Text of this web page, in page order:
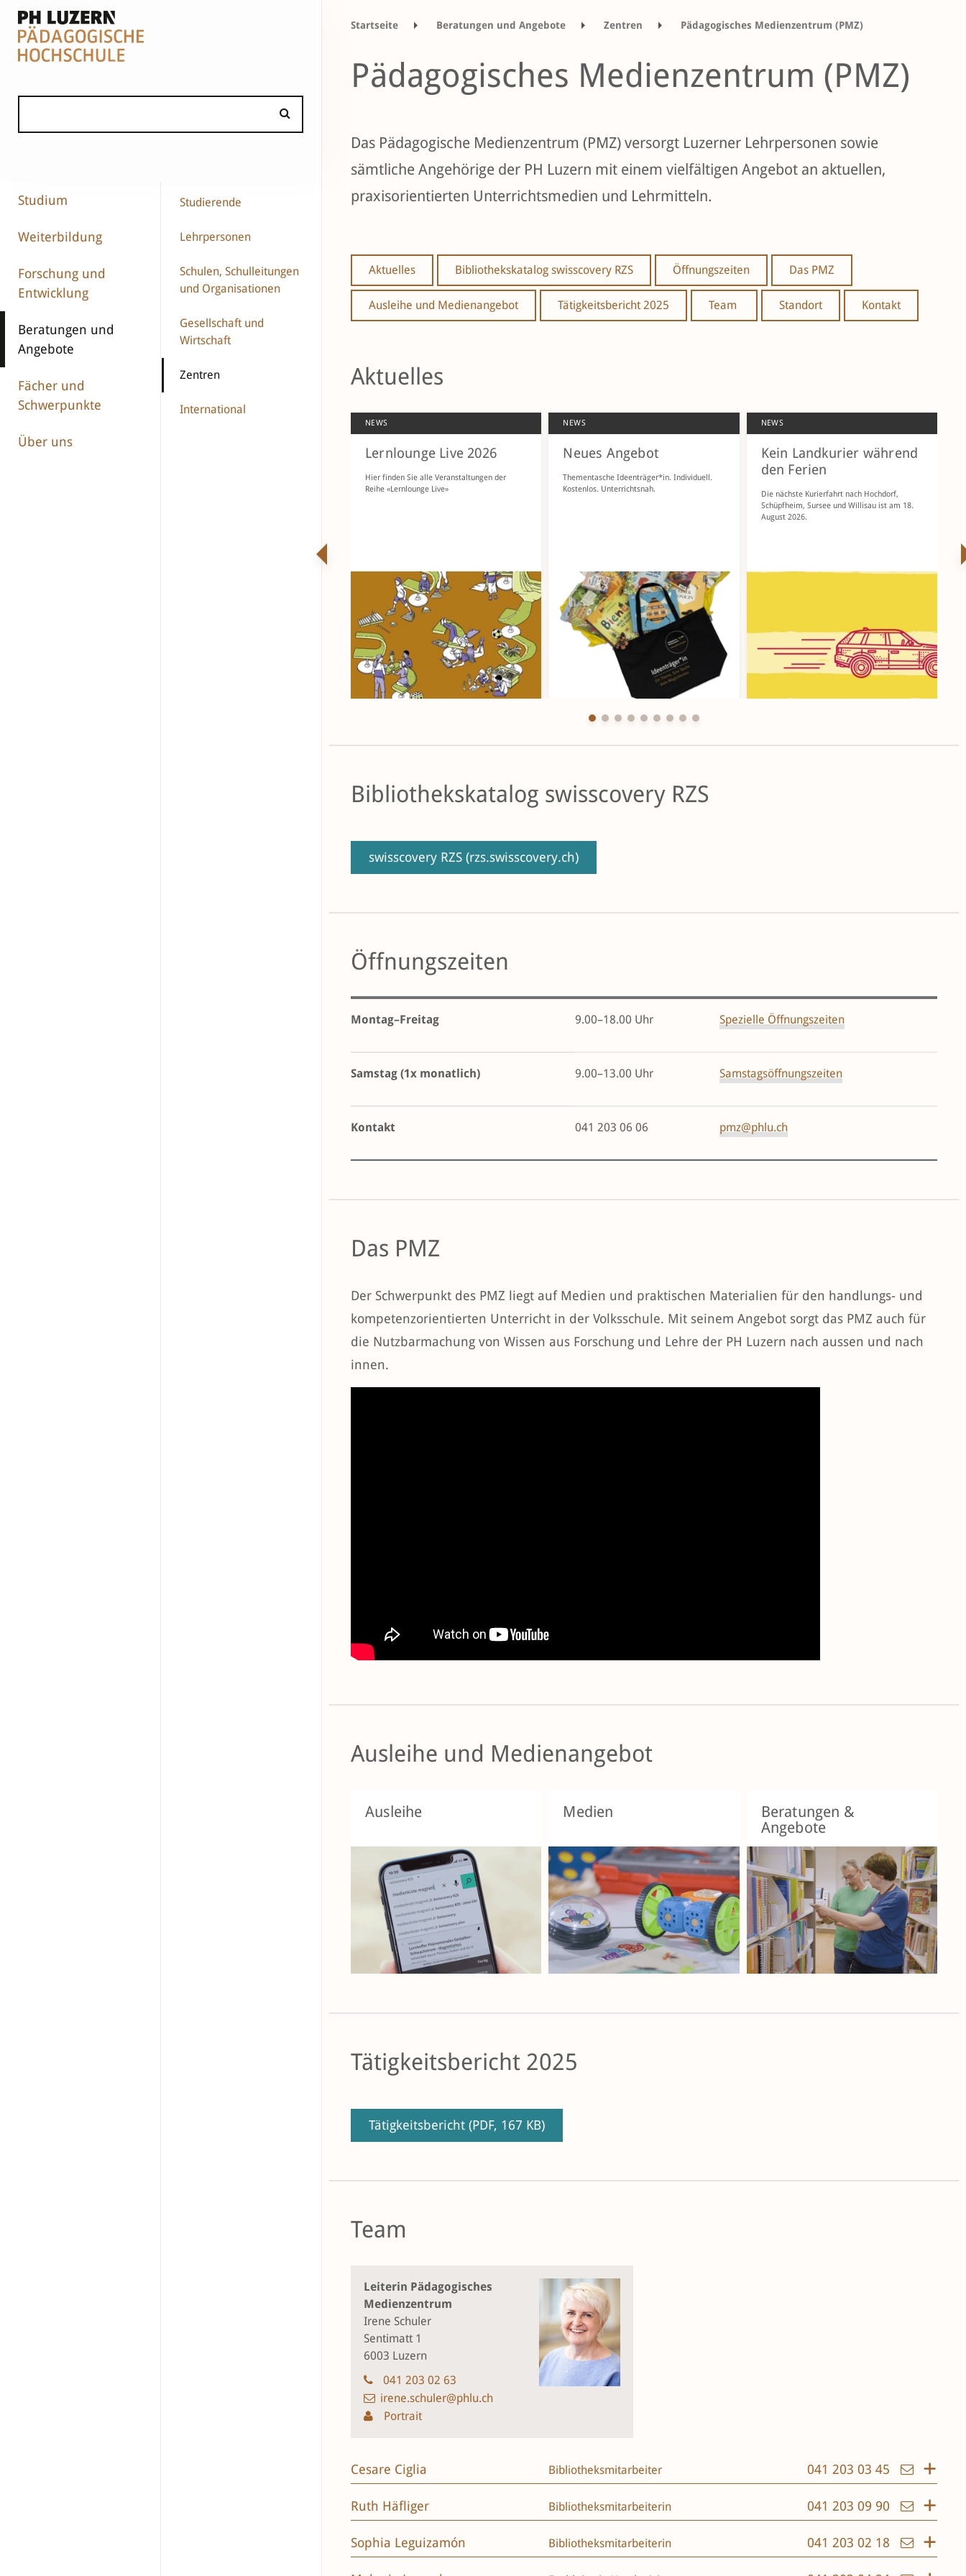
Studium
Weiterbildung
Forschung und
Entwicklung
Beratungen und
Angebote
Fächer und
Schwerpunkte
Über uns
Studierende
Lehrpersonen
Schulen, Schulleitungen
und Organisationen
Gesellschaft und
Wirtschaft
Zentren
International
Startseite Beratungen und Angebote Zentren Pädagogisches Medienzentrum (PMZ)
Pädagogisches Medienzentrum (PMZ)
Das Pädagogische Medienzentrum (PMZ) versorgt Luzerner Lehrpersonen sowie
sämtliche Angehörige der PH Luzern mit einem vielfältigen Angebot an aktuellen,
praxisorientierten Unterrichtsmedien und Lehrmitteln.
Aktuelles Bibliothekskatalog swisscovery RZS Öffnungszeiten Das PMZ
Ausleihe und Medienangebot Tätigkeitsbericht 2025 Team Standort Kontakt
Aktuelles
NEWS
Lernlounge Live 2026
Hier finden Sie alle Veranstaltungen der
Reihe «Lernlounge Live»
NEWS
Neues Angebot
Thementasche Ideenträger*in. Individuell.
Kostenlos. Unterrichtsnah.
NEWS
Kein Landkurier während
den Ferien
Die nächste Kurierfahrt nach Hochdorf,
Schüpfheim, Sursee und Willisau ist am 18.
August 2026.
ZURÜCK
Bibliothekskatalog swisscovery RZS
swisscovery RZS (rzs.swisscovery.ch)
Öffnungszeiten
Montag–Freitag 9.00–18.00 Uhr Spezielle Öffnungszeiten
Samstag (1x monatlich) 9.00–13.00 Uhr Samstagsöffnungszeiten
Kontakt 041 203 06 06 pmz@phlu.ch
Das PMZ
Der Schwerpunkt des PMZ liegt auf Medien und praktischen Materialien für den handlungs- und
kompetenzorientierten Unterricht in der Volksschule. Mit seinem Angebot sorgt das PMZ auch für
die Nutzbarmachung von Wissen aus Forschung und Lehre der PH Luzern nach aussen und nach
innen.
Ausleihe und Medienangebot
Ausleihe Medien
Beratungen &
Angebote
Tätigkeitsbericht 2025
Tätigkeitsbericht (PDF, 167 KB)
Team
Leiterin Pädagogisches
Medienzentrum
Irene Schuler
Sentimatt 1
6003 Luzern
041 203 02 63
irene.schuler@phlu.ch
Portrait
Cesare Ciglia Bibliotheksmitarbeiter 041 203 03 45
Ruth Häfliger Bibliotheksmitarbeiterin 041 203 09 90
Sophia Leguizamón Bibliotheksmitarbeiterin 041 203 02 18